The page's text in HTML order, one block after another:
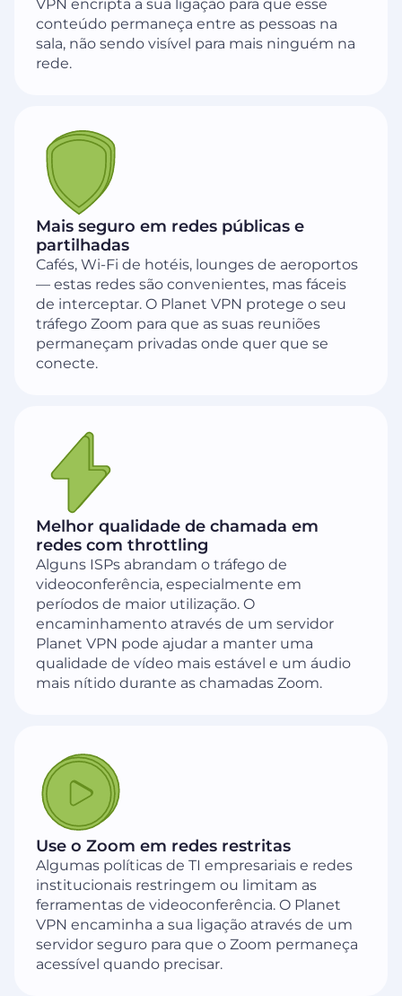
VPN encripta a sua ligação para que esse
conteúdo permaneça entre as pessoas na
sala, não sendo visível para mais ninguém na
rede.
Mais seguro em redes públicas e
partilhadas
Cafés, Wi-Fi de hotéis, lounges de aeroportos
— estas redes são convenientes, mas fáceis
de interceptar. O Planet VPN protege o seu
tráfego Zoom para que as suas reuniões
permaneçam privadas onde quer que se
conecte.
Melhor qualidade de chamada em
redes com throttling
Alguns ISPs abrandam o tráfego de
videoconferência, especialmente em
períodos de maior utilização. O
encaminhamento através de um servidor
Planet VPN pode ajudar a manter uma
qualidade de vídeo mais estável e um áudio
mais nítido durante as chamadas Zoom.
Use o Zoom em redes restritas
Algumas políticas de TI empresariais e redes
institucionais restringem ou limitam as
ferramentas de videoconferência. O Planet
VPN encaminha a sua ligação através de um
servidor seguro para que o Zoom permaneça
acessível quando precisar.